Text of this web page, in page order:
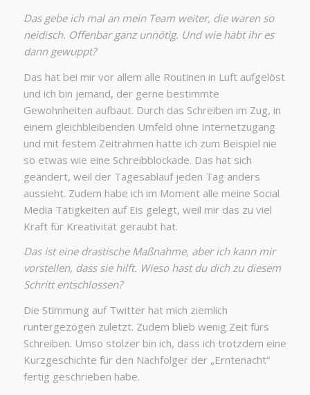
Das gebe ich mal an mein Team weiter, die waren so
neidisch. Offenbar ganz unnötig. Und wie habt ihr es
dann gewuppt?
Das hat bei mir vor allem alle Routinen in Luft aufgelöst
und ich bin jemand, der gerne bestimmte
Gewohnheiten aufbaut. Durch das Schreiben im Zug, in
einem gleichbleibenden Umfeld ohne Internetzugang
und mit festem Zeitrahmen hatte ich zum Beispiel nie
so etwas wie eine Schreibblockade. Das hat sich
geändert, weil der Tagesablauf jeden Tag anders
aussieht. Zudem habe ich im Moment alle meine Social
Media Tätigkeiten auf Eis gelegt, weil mir das zu viel
Kraft für Kreativität geraubt hat.
Das ist eine drastische Maßnahme, aber ich kann mir
vorstellen, dass sie hilft. Wieso hast du dich zu diesem
Schritt entschlossen?
Die Stimmung auf Twitter hat mich ziemlich
runtergezogen zuletzt. Zudem blieb wenig Zeit fürs
Schreiben. Umso stolzer bin ich, dass ich trotzdem eine
Kurzgeschichte für den Nachfolger der „Erntenacht“
fertig geschrieben habe.